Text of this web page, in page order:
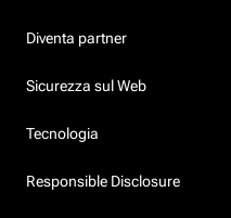
Diventa partner
Sicurezza sul Web
Tecnologia
Responsible Disclosure